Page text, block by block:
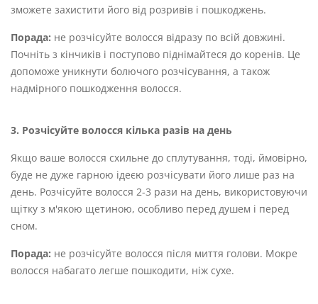
зможете захистити його від розривів і пошкоджень.
Порада: не розчісуйте волосся відразу по всій довжині.
Почніть з кінчиків і поступово піднімайтеся до коренів. Це
допоможе уникнути болючого розчісування, а також
надмірного пошкодження волосся.
3. Розчісуйте волосся кілька разів на день
Якщо ваше волосся схильне до сплутування, тоді, ймовірно,
буде не дуже гарною ідеєю розчісувати його лише раз на
день. Розчісуйте волосся 2-3 рази на день, використовуючи
щітку з м'якою щетиною, особливо перед душем і перед
сном.
Порада: не розчісуйте волосся після миття голови. Мокре
волосся набагато легше пошкодити, ніж сухе.